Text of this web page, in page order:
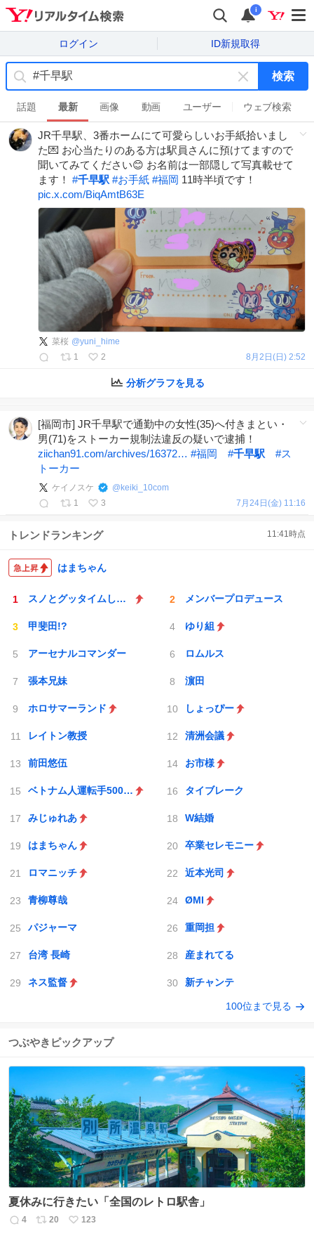
i
ログイン ID新規取得
キ
ー
ワ
ー
ド
を
消
検索
話題 最新 画像 動画 ユーザー ウェブ検索
JR千早駅、3番ホームにて可愛らしいお手紙拾いまし
た💌 お心当たりのある方は駅員さんに預けてますので
聞いてみてください😊 お名前は一部隠して写真載せて
ます！ #千早駅 #お手紙 #福岡 11時半頃です！
pic.x.com/BiqAmtB63E
菜桜 @yuni_hime
1
2 8月2日(日) 2:52
分析グラフを見る
[福岡市] JR千早駅で通勤中の女性(35)へ付きまとい・
男(71)をストーカー規制法違反の疑いで逮捕！
ziichan91.com/archives/16372… #福岡 #千早駅 #ス
トーカー
ケイノスケ @ keiki_10com
1
3 7月24日(金) 11:16
トレンドランキング 11:41時点
はまちゃん
スノとグッタイムしよう メンバープロデュース
甲斐田!? ゆり組
アーセナルコマンダー ロムルス
張本兄妹 濵田
ホロサマーランド しょっぴー
レイトン教授 清洲会議
前田悠伍 お市様
ベトナム人運転手500人採用 タイブレーク
みじゅれあ W結婚
はまちゃん 卒業セレモニー
ロマニッチ 近本光司
青柳尊哉 ØMI
パジャーマ 重岡担
台湾 長崎 産まれてる
ネス監督 新チャンテ
100位まで見る
つぶやきピックアップ
夏休みに行きたい「全国のレトロ駅舎」
返
4
リ
20
い
123